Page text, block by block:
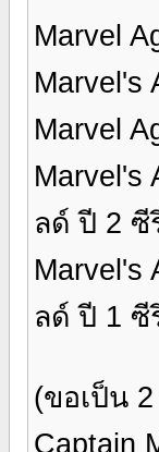
Marvel
Marvel's
Marvel
Marvel's
ลด์ ปี 2 ซี
Marvel's
ลด์ ปี 1 ซี
(ขอเป็น
Captain